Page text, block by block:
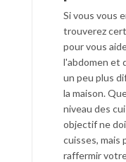
Si vous vous
trouverez
pour vous
l'abdomen et
un peu plus
la maison.
niveau des
objectif ne
cuisses, mais
raffermir